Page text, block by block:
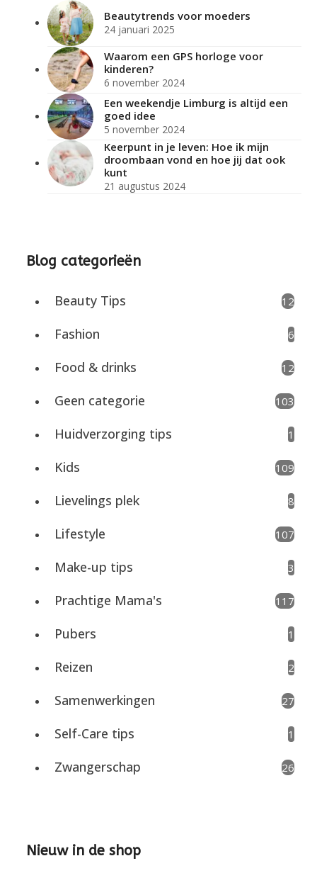
Beautytrends voor moeders
24 januari 2025
Waarom een GPS horloge voor
kinderen?
6 november 2024
Een weekendje Limburg is altijd een
goed idee
5 november 2024
Keerpunt in je leven: Hoe ik mijn
droombaan vond en hoe jij dat ook
kunt
21 augustus 2024
Blog categorieën
Beauty Tips 12
Fashion 6
Food & drinks 12
Geen categorie 103
Huidverzorging tips 1
Kids 109
Lievelings plek 8
Lifestyle 107
Make-up tips 3
Prachtige Mama's 117
Pubers 1
Reizen 2
Samenwerkingen 27
Self-Care tips 1
Zwangerschap 26
Nieuw in de shop